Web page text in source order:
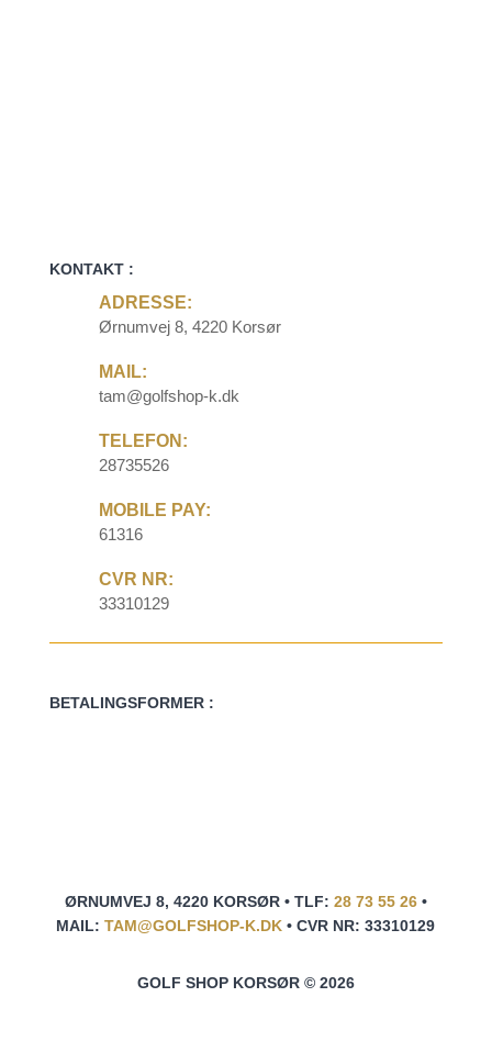
KONTAKT :
ADRESSE:
Ørnumvej 8, 4220 Korsør
MAIL:
tam@golfshop-k.dk
TELEFON:
28735526
MOBILE PAY:
61316
CVR NR:
33310129
BETALINGSFORMER :
ØRNUMVEJ 8, 4220 KORSØR • TLF: 28 73 55 26•
MAIL:TAM@GOLFSHOP-K.DK • CVR NR: 33310129
GOLF SHOP KORSØR © 2026